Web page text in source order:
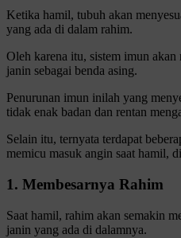
Ketika hamil, tubuh akan
yang ada di dalam rahim.
Oleh karena itu, sistem imun
janin sebagai benda asing.
Penurunan imun inilah yang
tidak enak badan dan rentan
Selain itu, ternyata terdapat
memicu masuk angin saat hamil,
1. Membesarnya Rahim
Saat hamil, rahim akan semakin
janin yang ada di dalamnya.